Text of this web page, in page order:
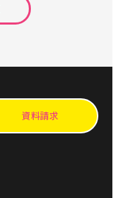
資料請求